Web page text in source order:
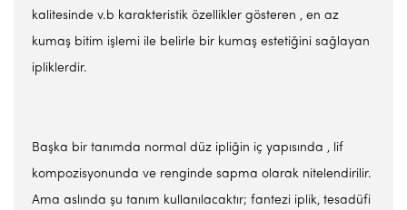
kalitesinde v.b karakteristik özellikler gösteren , en az
kumaş bitim işlemi ile belirle bir kumaş estetiğini sağlayan
ipliklerdir.
Başka bir tanımda normal düz ipliğin iç yapısında , lif
kompozisyonunda ve renginde sapma olarak nitelendirilir.
Ama aslında şu tanım kullanılacaktır; fantezi iplik, tesadüfi